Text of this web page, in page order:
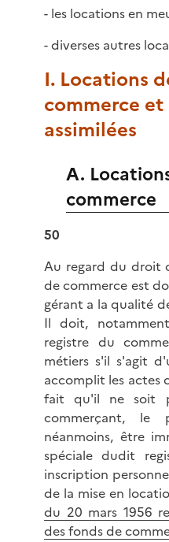
- les locations en
- diverses autres
I. Locations
commerce
assimilées
A.
commerce
50
Au regard du droit
de commerce est
gérant a la qualité
Il doit,
registre du
métiers s'il s'agit
accomplit les actes
fait qu'il ne soit
commerçant, le
néanmoins, être
spéciale dudit
inscription
de la mise en
du 20 mars 1956
des fonds de